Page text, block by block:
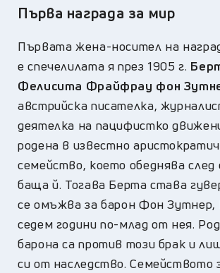
Първа награда за мир
Първата жена-носител на
е спечелилата я през 1905 г.
Фелисита Фрайфрау фон
австрийска писателка,
деятелка на пацифистко
родена в известно
семейство, което обеднява
баща й. Тогава Берта става
се омъжва за барон Фон Зутнер,
седем години по-млад от нея.
барона са против този брак и
си от наследство. Семейството